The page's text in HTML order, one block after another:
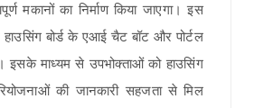
मकानों का निर्माण किया जाएगा। इस
बोर्ड के एआई चैट बॉट और पोर्टल
इसके माध्यम से उपभोक्ताओं को हाउसिंग
की जानकारी सहजता से मिल